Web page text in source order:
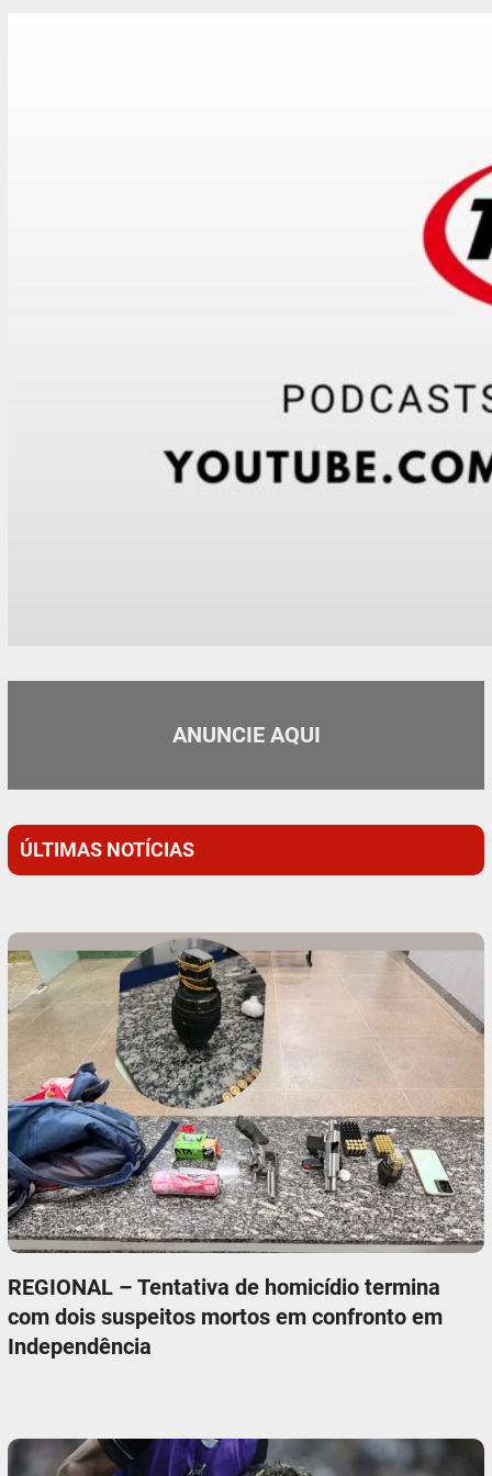
ANUNCIE AQUI
ÚLTIMAS NOTÍCIAS
REGIONAL – Tentativa de homicídio termina
com dois suspeitos mortos em confronto em
Independência